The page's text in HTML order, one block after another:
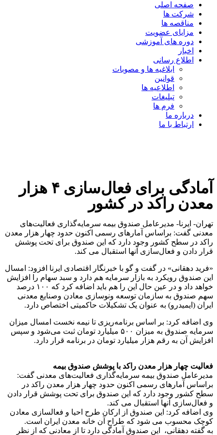
صفحه اصلی
شرکت ها
مناقصه ها
مزایای عضویت
دوره های آموزشی
اخبار
اطلاع رسانی
ابلاغیه ها و مصوبات
قوانین
اطلاعیه ها
تبلیغات
فرم ها
درباره ما
ارتباط با ما
آمادگی برای فعال‌سازی ۴ هزار
معدن راکد در کشور
تهران- ایرنا- مدیرعامل صندوق بیمه سرمایه‌گذاری فعالیت‌های
معدنی گفت: براساس آمارهای رسمی اکنون حدود چهار هزار معدن
راکد در سطح کشور وجود دارد که این صندوق برای تحت پوشش
قرار دادن و فعال‌سازی آنها استقبال می کند.
«فرید دهقانی» در گفت و گو با خبرنگار اقتصادی ایرنا افزود: امسال
این صندوق رویکرد به بازار سرمایه هم دارد و سبد سهام را افزایش
خواهد داد و در عین حال این را هم باید اضافه کرد که ۱۰۰ درصد
سهم صندوق به سازمان توسعه ونوسازی معادن وصنایع معدنی
ایران (ایمیدرو) به عنوان یک تشکیلات حاکمیتی اختصاص دارد.
وی اضافه کرد: بر اساس برنامه‌ریزی تا نیمه نخست امسال میزان
سرمایه صندوق به میزان ۵۰۰ میلیارد تومان ثبت می‌شود و سپس
افزایش آن به رقم هزار میلیارد تومان در برنامه قرار دارد.
فعالیت چهار هزار معدن راکد با پوشش صندوق بیمه
مدیرعامل صندوق بیمه سرمایه‌گذاری فعالیت‌های معدنی گفت:
براساس آمارهای رسمی اکنون حدود چهار هزار معدن راکد در
سطح کشور وجود دارد که این صندوق برای تحت پوشش قرار دادن
و فعال‌سازی آنها استقبال می کند.
وی اضافه کرد: این صندوق از ارکان طرح احیا و فعالسازی معادن
کوچک محسوب می شود که طراح آن خانه معدن ایران است.
به گفته دهقانی، این صندوق آمادگی دارد تا از معادنی که از نظر